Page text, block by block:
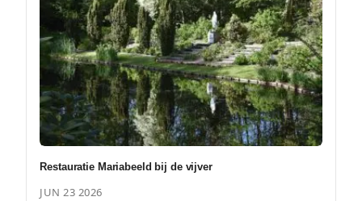
Restauratie Mariabeeld bij de vijver
JUN 23 2026